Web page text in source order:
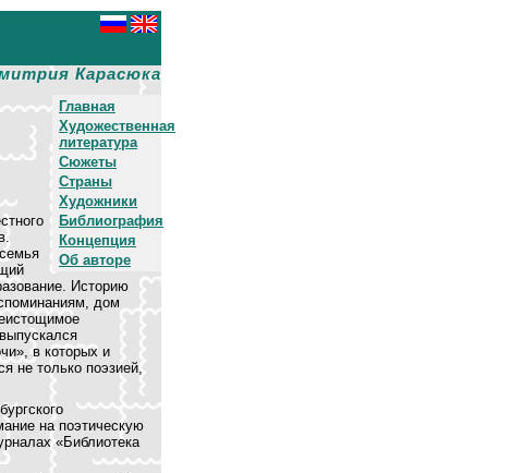
Карасюка
Главная
Художественная
литература
Сюжеты
Страны
Художники
Библиография
Концепция
Об авторе
Историю
дом
в которых и
не только поэзией,
на поэтическую
«Библиотека